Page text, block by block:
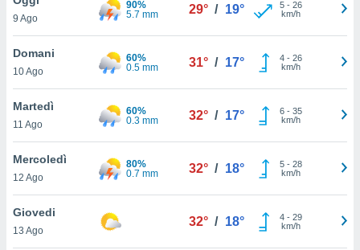
è
al sito
di
ci
di
il
un
9 Ago
90%
5.7 mm
29° / 19° 5- 26
km/h
Domani
10 Ago
60%
0.5 mm
31° / 17° 4- 26
km/h
Martedì
11 Ago
60%
0.3 mm
32° / 17° 6- 35
km/h
Mercoledì
12 Ago
80%
0.7 mm
32° / 18° 5- 28
km/h
Giovedi
13 Ago
32° / 18° 4- 29
km/h